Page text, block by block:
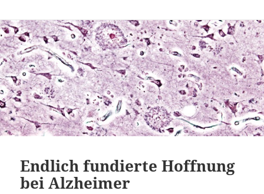
Endlich fundierte Hoffnung
bei Alzheimer